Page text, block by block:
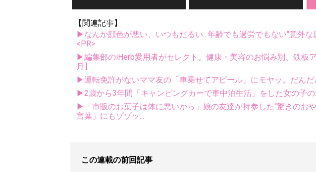
【関連記事】
▶なんか顔色が悪い、いつもだるい...年齢でも過労でもない“意外な
<PR>
▶編集部のiHerb愛用者がセレクト。健康・美容のお悩み別、鉄板
月】
▶運転免許がないママ友の「車乗せてアピール」にモヤッ。だんだ
▶2歳から3年間「キャンピングカーで車中泊生活」をした女の子
▶「市販のお菓子は体に悪いから」娘の友達が持参した“驚きのお
言葉」にもゾゾッ...
この連載の前回記事